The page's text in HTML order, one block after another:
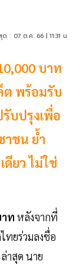
ด : 07 ต.ค. 66 | 11:31 น.
บาท
ต พร้อมรับ
บปรุงเพื่อ
าชน ย้ำ
ยว ไม่ใช่
ท หลังจากที่
ทยร่วมลงชื่อ
าสุด นาย